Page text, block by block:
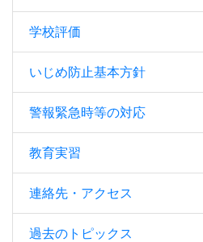
学校評価
いじめ防止基本方針
警報緊急時等の対応
教育実習
連絡先・アクセス
過去のトピックス